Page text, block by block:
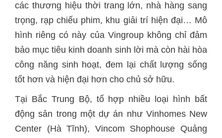
các thương hiệu thời trang lớn, nhà hàng sang
trọng, rạp chiếu phim, khu giải trí hiện đại… Mô
hình riêng có này của Vingroup không chỉ đảm
bảo mục tiêu kinh doanh sinh lời mà còn hài hòa
công năng sinh hoạt, đem lại chất lượng sống
tốt hơn và hiện đại hơn cho chủ sở hữu.
Tại Bắc Trung Bộ, tổ hợp nhiều loại hình bất
động sản trong một dự án như Vinhomes New
Center (Hà Tĩnh), Vincom Shophouse Quảng